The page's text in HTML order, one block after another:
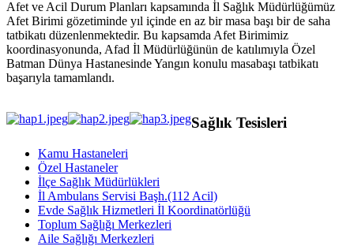
Afet ve Acil Durum Planları kapsamında İl Sağlık Müdürlüğümüz
Afet Birimi gözetiminde yıl içinde en az bir masa başı bir de saha
tatbikatı düzenlenmektedir. Bu kapsamda Afet Birimimiz
koordinasyonunda, Afad İl Müdürlüğünün de katılımıyla Özel
Batman Dünya Hastanesinde Yangın konulu masabaşı tatbikatı
başarıyla tamamlandı.
Sağlık Tesisleri
Kamu Hastaneleri
Özel Hastaneler
İlçe Sağlık Müdürlükleri
İl Ambulans Servisi Başh.(112 Acil)
Evde Sağlık Hizmetleri İl Koordinatörlüğü
Toplum Sağlığı Merkezleri
Aile Sağlığı Merkezleri